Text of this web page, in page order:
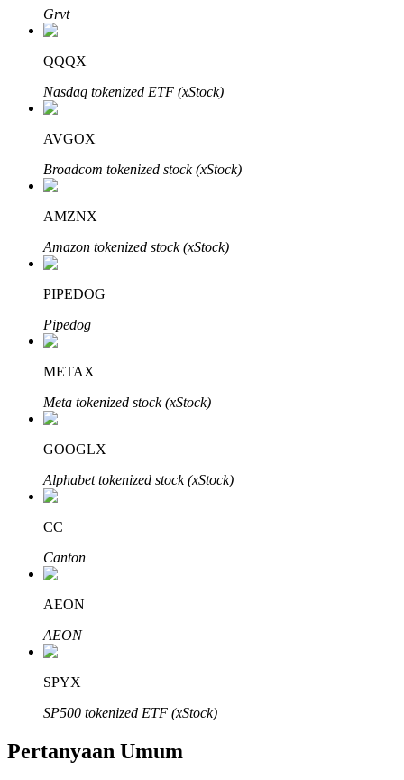
Raih keuntungan jangka panjang dan kepentingan fleksibel
Pelajari Staking
Pelajari tentang mendapatkan penghasilan pasif
Grvt
QQQX
Nasdaq tokenized ETF (xStock)
AVGOX
Broadcom tokenized stock (xStock)
AMZNX
Amazon tokenized stock (xStock)
PIPEDOG
Pipedog
METAX
Meta tokenized stock (xStock)
GOOGLX
Alphabet tokenized stock (xStock)
CC
Canton
AEON
AEON
SPYX
SP500 tokenized ETF (xStock)
Pertanyaan Umum